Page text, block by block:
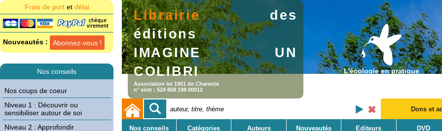
Frais de port etdélai
Nouveautés : Abonnez-vous !
Nos conseils
Nos coups de coeur
Niveau 1 : Découvrir ou
sensibiliser autour de soi
Niveau 2 : Approfondir
Librairiedes
éditions
IMAGINE UN
COLIBRI
Association loi 1901 de Charente
n° siret : 524 858 198 00012
L'écologie en pratique
Nos conseils Catégories Auteurs Nouveautés Editeurs DVD
Dons et